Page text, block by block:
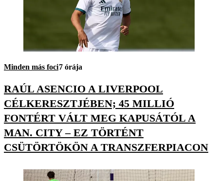
Minden más foci7 órája
RAÚL ASENCIO A LIVERPOOL
CÉLKERESZTJÉBEN; 45 MILLIÓ
FONTÉRT VÁLT MEG KAPUSÁTÓL A
MAN. CITY – EZ TÖRTÉNT
CSÜTÖRTÖKÖN A TRANSZFERPIACON